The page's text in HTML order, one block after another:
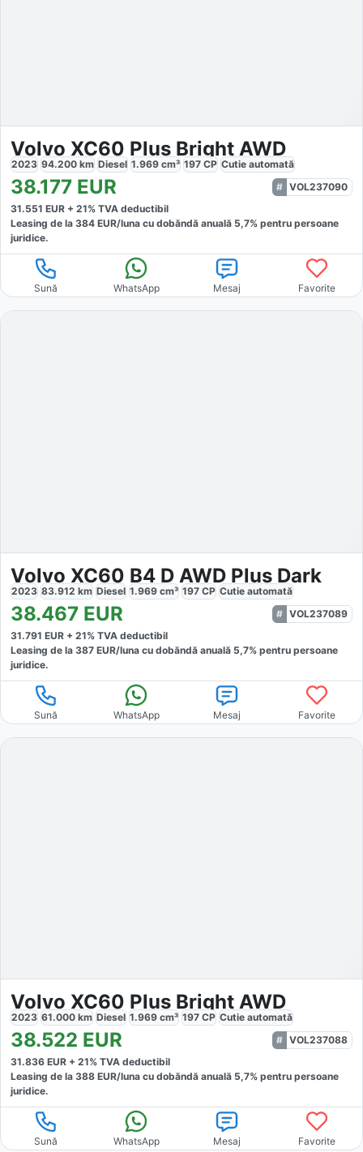
Volvo XC60 Plus Bright AWD
2023 94.200 km Diesel 1.969 cm³ 197 CP Cutie automată
38.177 EUR
VOL237090
31.551 EUR + 21% TVA deductibil
Leasing de la 384 EUR/luna cu dobăndă anuală 5,7% pentru persoane
juridice.
Sună WhatsApp Mesaj Favorite
Volvo XC60 B4 D AWD Plus Dark
2023 83.912 km Diesel 1.969 cm³ 197 CP Cutie automată
38.467 EUR
VOL237089
31.791 EUR + 21% TVA deductibil
Leasing de la 387 EUR/luna cu dobăndă anuală 5,7% pentru persoane
juridice.
Sună WhatsApp Mesaj Favorite
Volvo XC60 Plus Bright AWD
2023 61.000 km Diesel 1.969 cm³ 197 CP Cutie automată
38.522 EUR
VOL237088
31.836 EUR + 21% TVA deductibil
Leasing de la 388 EUR/luna cu dobăndă anuală 5,7% pentru persoane
juridice.
Sună WhatsApp Mesaj Favorite